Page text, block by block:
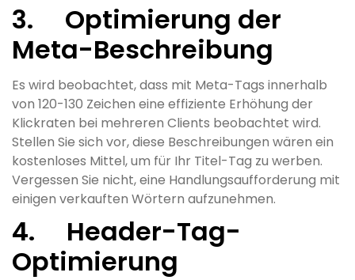
3. Optimierung der
Meta-Beschreibung
Es wird beobachtet, dass mit Meta-Tags innerhalb
von 120-130 Zeichen eine effiziente Erhöhung der
Klickraten bei mehreren Clients beobachtet wird.
Stellen Sie sich vor, diese Beschreibungen wären ein
kostenloses Mittel, um für Ihr Titel-Tag zu werben.
Vergessen Sie nicht, eine Handlungsaufforderung mit
einigen verkauften Wörtern aufzunehmen.
4. Header-Tag-
Optimierung